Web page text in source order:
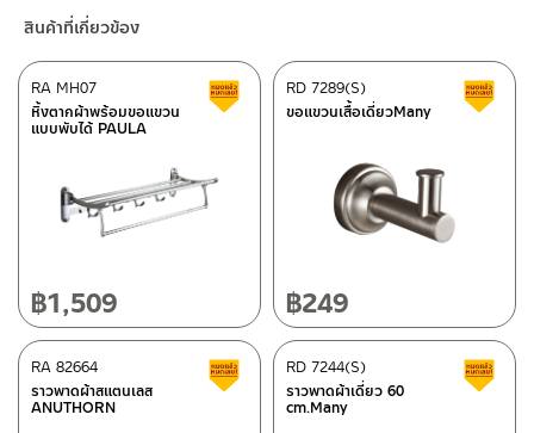
4. ห้ามใช้แปรง วัสดุแข็ง หยาบ ห้ามใช้ฝอยขัดทำความสะอาด ขัดหรือถู
ศูนย์บริการและอะไหล่ กรุงเทพฯ
662/61-62 ถนน พระราม3 แขวงบางโพงพาง เขตยานนาวา กรุงเทพฯ
โทร: 02-358-0080 / 080-075-8668 / 091-545-0556
ศูนย์บริการและอะไหล่ เชียงใหม่
118/33 โครงการอรสิริน ม.8 ต.สันปูเลย อ.ดอยสะเก็ด เชียงใหม่
–Shopee
–Lazada
–ซื้อสินค้าชิ้นนี้บน Shopee>> คลิกที่นี่<<
–ซื้อสินค้าชิ้นนี้บน Lazada
ติดต่อพนักงานขาย / Contact Sales Staff
โทร: 02-285-5795
@charnpaiboon.sales
สินค้าที่เกี่ยวข้อง
หิ้งตากผ้าพร้อมขอแขวน
แบบพับได้ PAULA
RA MH07 สินค้าลดราคา เคลียร์สต็อก
฿1,509
ขอแขวนเสื้อเดี่ยวMany
RD 7289(S)
฿249
ราวพาดผ้าสแตนเลส
ANUTHORN
RA 82664 สินค้าลดราคา เคลียร์สต็อก
ราวพาดผ้าเดี่ยว 60
cm.Many
RD 7244(S)